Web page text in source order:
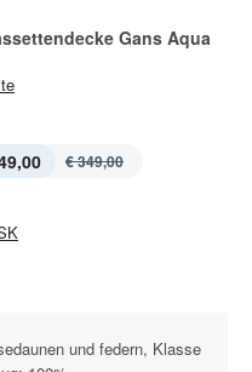
Gans Aqua
€ 349,00
und federn, Klasse